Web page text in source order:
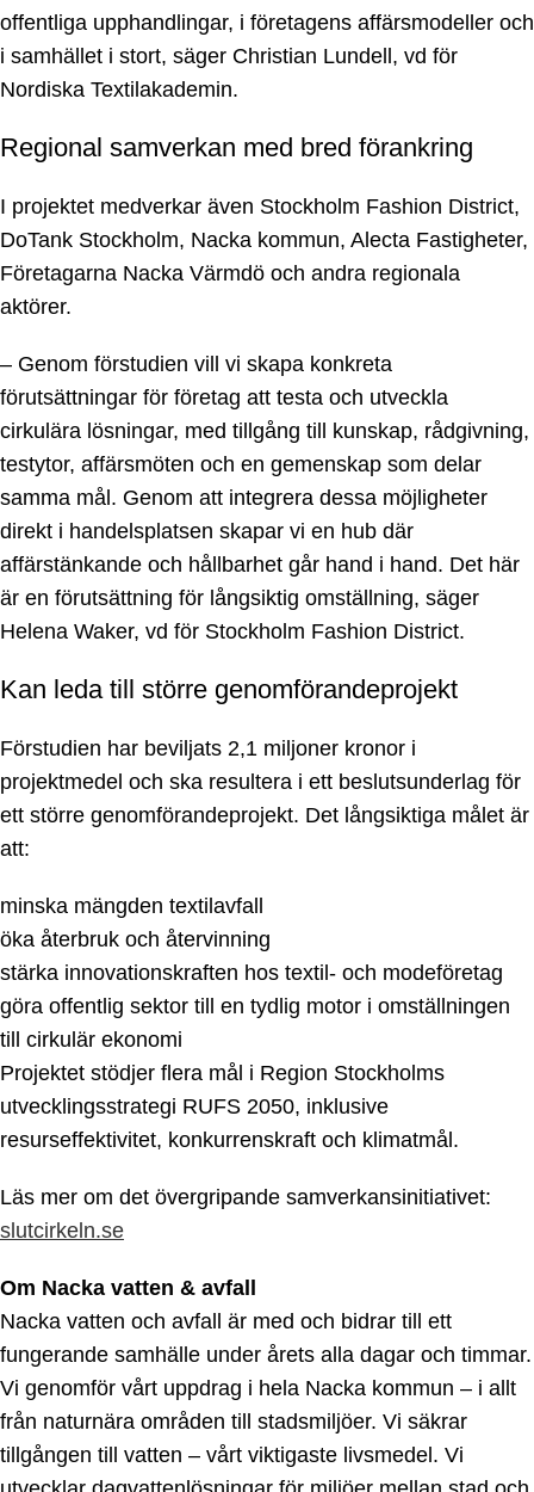
offentliga upphandlingar, i företagens affärsmodeller och
i samhället i stort, säger Christian Lundell, vd för
Nordiska Textilakademin.
Regional samverkan med bred förankring
I projektet medverkar även Stockholm Fashion District,
DoTank Stockholm, Nacka kommun, Alecta Fastigheter,
Företagarna Nacka Värmdö och andra regionala
aktörer.
– Genom förstudien vill vi skapa konkreta
förutsättningar för företag att testa och utveckla
cirkulära lösningar, med tillgång till kunskap, rådgivning,
testytor, affärsmöten och en gemenskap som delar
samma mål. Genom att integrera dessa möjligheter
direkt i handelsplatsen skapar vi en hub där
affärstänkande och hållbarhet går hand i hand. Det här
är en förutsättning för långsiktig omställning, säger
Helena Waker, vd för Stockholm Fashion District.
Kan leda till större genomförandeprojekt
Förstudien har beviljats 2,1 miljoner kronor i
projektmedel och ska resultera i ett beslutsunderlag för
ett större genomförandeprojekt. Det långsiktiga målet är
att:
minska mängden textilavfall
öka återbruk och återvinning
stärka innovationskraften hos textil- och modeföretag
göra offentlig sektor till en tydlig motor i omställningen
till cirkulär ekonomi
Projektet stödjer flera mål i Region Stockholms
utvecklingsstrategi RUFS 2050, inklusive
resurseffektivitet, konkurrenskraft och klimatmål.
Läs mer om det övergripande samverkansinitiativet:
slutcirkeln.se
Om Nacka vatten & avfall
Nacka vatten och avfall är med och bidrar till ett
fungerande samhälle under årets alla dagar och timmar.
Vi genomför vårt uppdrag i hela Nacka kommun – i allt
från naturnära områden till stadsmiljöer. Vi säkrar
tillgången till vatten – vårt viktigaste livsmedel. Vi